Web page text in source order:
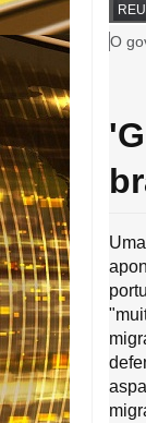
C
R
É
,
L
n
d
a
o
o
,
O